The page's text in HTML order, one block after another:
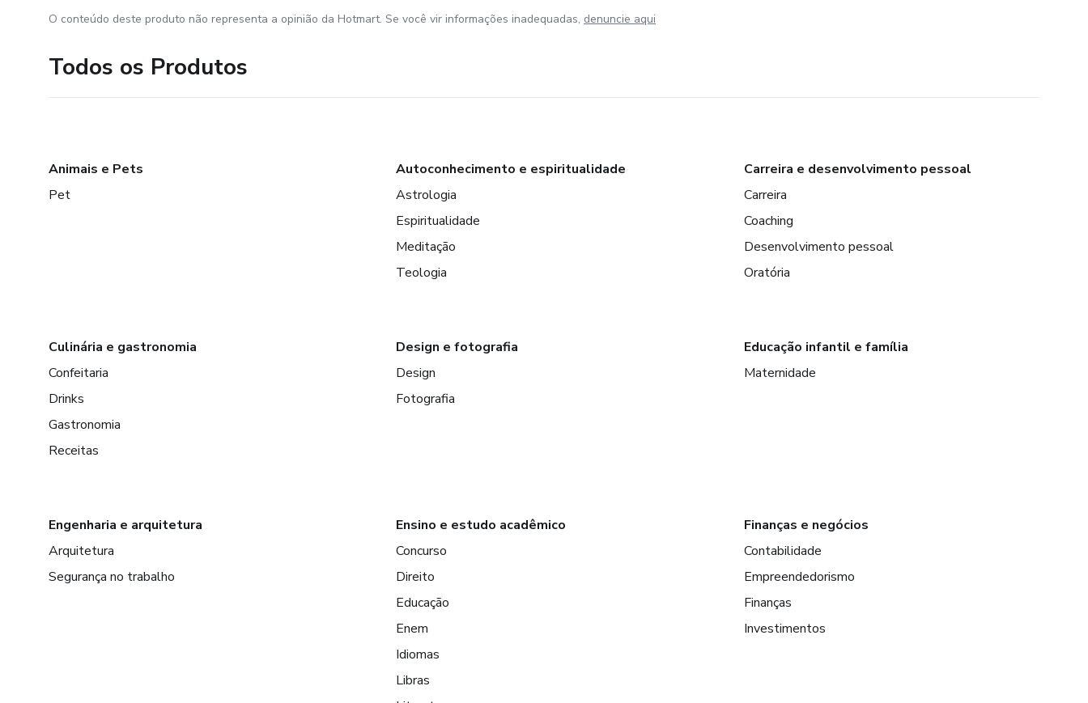
O conteúdo deste produto não representa a opinião da Hotmart. Se você vir informações inadequadas, denuncie aqui
Todos os Produtos
Animais e Pets
Pet
Autoconhecimento e espiritualidade
Astrologia
Espiritualidade
Meditação
Teologia
Carreira e desenvolvimento pessoal
Carreira
Coaching
Desenvolvimento pessoal
Oratória
Culinária e gastronomia
Confeitaria
Drinks
Gastronomia
Receitas
Design e fotografia
Design
Fotografia
Educação infantil e família
Maternidade
Engenharia e arquitetura
Arquitetura
Segurança no trabalho
Ensino e estudo acadêmico
Concurso
Direito
Educação
Enem
Idiomas
Libras
Finanças e negócios
Contabilidade
Empreendedorismo
Finanças
Investimentos